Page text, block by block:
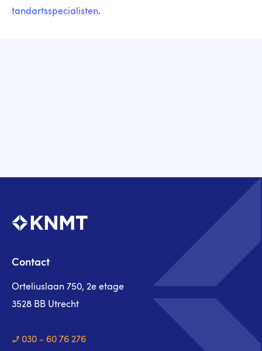
tandartsspecialisten.
Contact
Orteliuslaan 750, 2e etage
3528 BB Utrecht
030 - 60 76 276